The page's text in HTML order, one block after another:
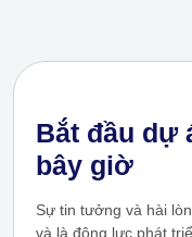
Bắt đầu dự
bây giờ
Sự tin tưởng và hài
và là động lực phát